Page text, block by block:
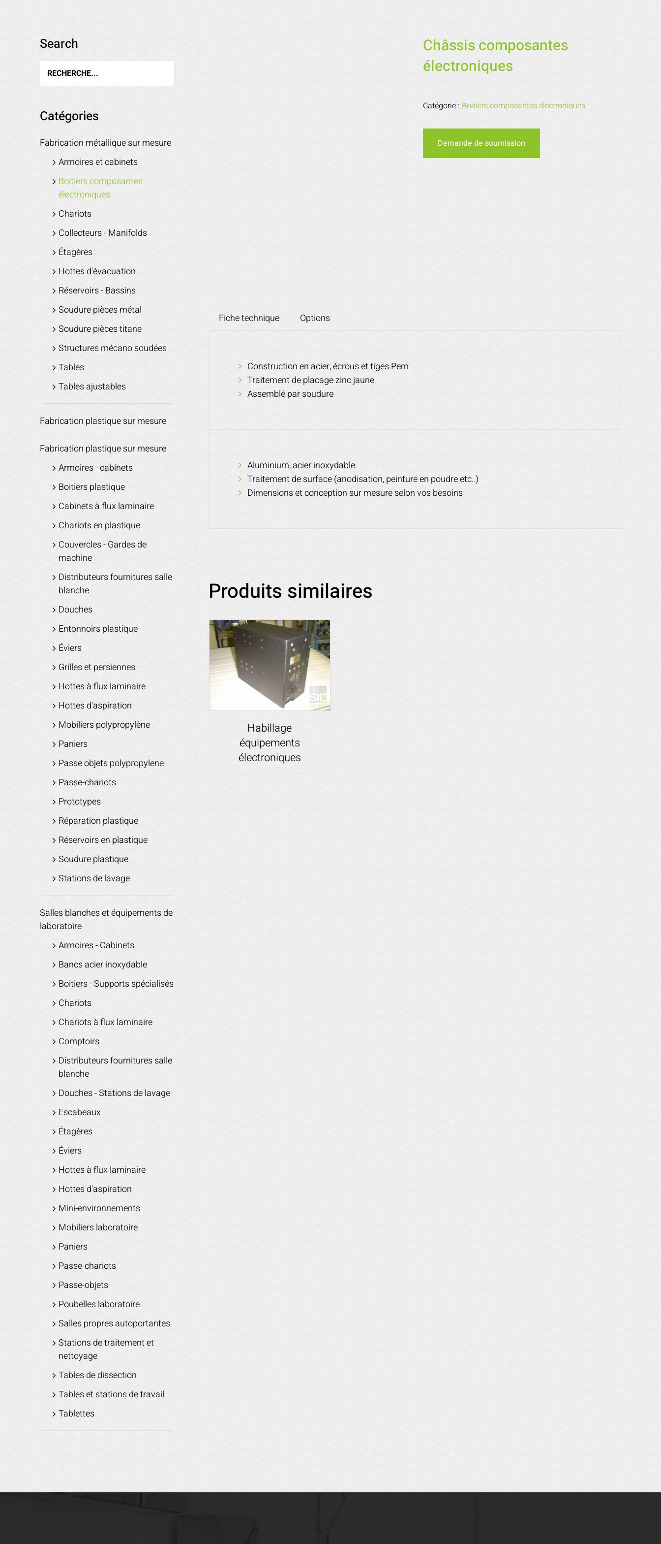
Châssis composantes
électroniques
Catégorie : Boitiers composantes électroniques
Demande de soumission
Fiche technique Options
Construction en acier, écrous et tiges Pem
Traitement de placage zinc jaune
Assemblé par soudure
Aluminium, acier inoxydable
Traitement de surface (anodisation, peinture en poudre etc..)
Dimensions et conception sur mesure selon vos besoins
Produits similaires
Habillage
équipements
électroniques
Search
Catégories
Fabrication métallique sur mesure
Armoires et cabinets
Boitiers composantes
électroniques
Chariots
Collecteurs - Manifolds
Étagères
Hottes d'évacuation
Réservoirs - Bassins
Soudure pièces métal
Soudure pièces titane
Structures mécano soudées
Tables
Tables ajustables
Fabrication plastique sur mesure
Fabrication plastique sur mesure
Armoires - cabinets
Boitiers plastique
Cabinets à flux laminaire
Chariots en plastique
Couvercles - Gardes de
machine
Distributeurs fournitures salle
blanche
Douches
Entonnoirs plastique
Éviers
Grilles et persiennes
Hottes à flux laminaire
Hottes d'aspiration
Mobiliers polypropylène
Paniers
Passe objets polypropylene
Passe-chariots
Prototypes
Réparation plastique
Réservoirs en plastique
Soudure plastique
Stations de lavage
Salles blanches et équipements de
laboratoire
Armoires - Cabinets
Bancs acier inoxydable
Boitiers - Supports spécialisés
Chariots
Chariots à flux laminaire
Comptoirs
Distributeurs fournitures salle
blanche
Douches - Stations de lavage
Escabeaux
Étagères
Éviers
Hottes à flux laminaire
Hottes d'aspiration
Mini-environnements
Mobiliers laboratoire
Paniers
Passe-chariots
Passe-objets
Poubelles laboratoire
Salles propres autoportantes
Stations de traitement et
nettoyage
Tables de dissection
Tables et stations de travail
Tablettes